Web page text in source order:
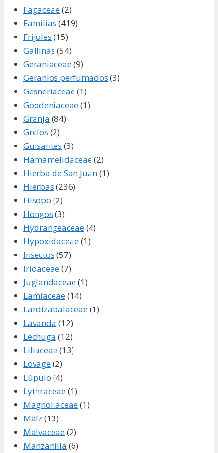
Fagaceae(2)
Familias (419)
Frijoles (15)
Gallinas (54)
Geraniaceae(9)
Geranios perfumados (3)
Gesneriaceae(1)
Goodeniaceae(1)
Granja (84)
Grelos (2)
Guisantes (3)
Hamamelidaceae(2)
Hierba de San Juan(1)
Hierbas (236)
Hisopo (2)
Hongos (3)
Hydrangeaceae(4)
Hypoxidaceae(1)
Insectos (57)
Iridaceae(7)
Juglandaceae(1)
Lamiaceae(14)
Lardizabalaceae(1)
Lavanda (12)
Lechuga (12)
Liliaceae(13)
Lovage(2)
Lúpulo (4)
Lythraceae(1)
Magnoliaceae(1)
Maíz (13)
Malvaceae(2)
Manzanilla (6)